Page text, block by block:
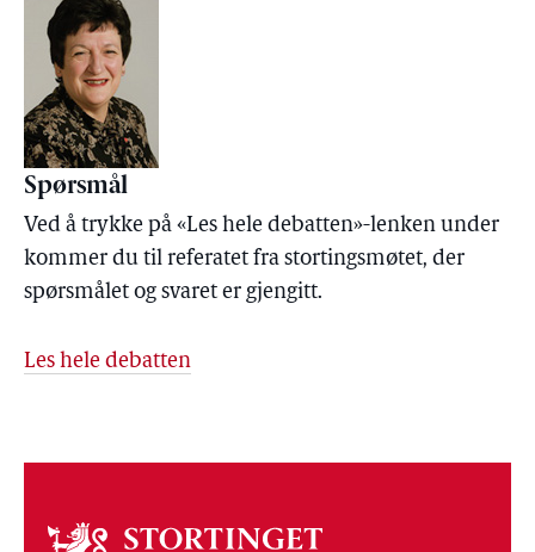
Spørsmål
Ved å trykke på «Les hele debatten»-lenken under
kommer du til referatet fra stortingsmøtet, der
spørsmålet og svaret er gjengitt.
Les hele debatten
Om